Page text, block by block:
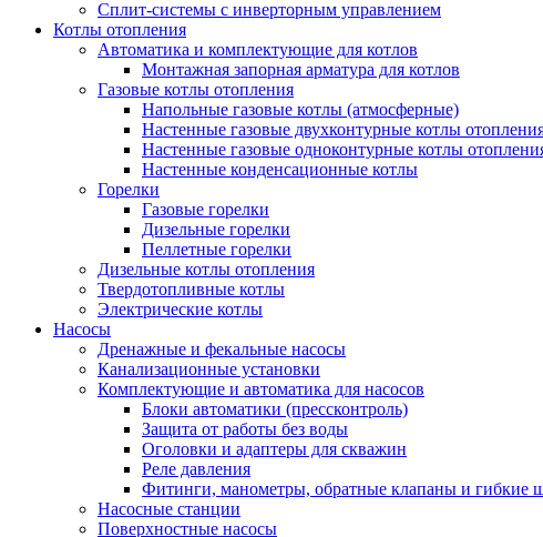
Сплит-системы с инверторным управлением
Котлы отопления
Автоматика и комплектующие для котлов
Монтажная запорная арматура для котлов
Газовые котлы отопления
Напольные газовые котлы (атмосферные)
Настенные газовые двухконтурные котлы
Настенные газовые одноконтурные котлы
Настенные конденсационные котлы
Горелки
Газовые горелки
Дизельные горелки
Пеллетные горелки
Дизельные котлы отопления
Твердотопливные котлы
Электрические котлы
Насосы
Дренажные и фекальные насосы
Канализационные установки
Комплектующие и автоматика для насосов
Блоки автоматики (прессконтроль)
Защита от работы без воды
Оголовки и адаптеры для скважин
Реле давления
Фитинги, манометры, обратные клапаны и гибкие
Насосные станции
Поверхностные насосы